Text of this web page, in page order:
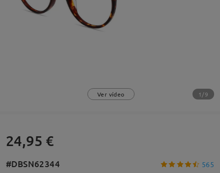
Ver vídeo 1/9
24,95 €
#DBSN62344 565